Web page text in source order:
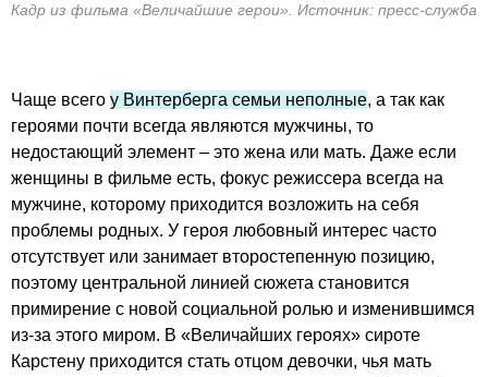
Кадр из фильма «Величайшие герои». Источник: пресс-служба
Чаще всего у Винтерберга семьи неполные, а так как
героями почти всегда являются мужчины, то
недостающий элемент – это жена или мать. Даже если
женщины в фильме есть, фокус режиссера всегда на
мужчине, которому приходится возложить на себя
проблемы родных. У героя любовный интерес часто
отсутствует или занимает второстепенную позицию,
поэтому центральной линией сюжета становится
примирение с новой социальной ролью и изменившимся
из-за этого миром. В «Величайших героях» сироте
Карстену приходится стать отцом девочки, чья мать